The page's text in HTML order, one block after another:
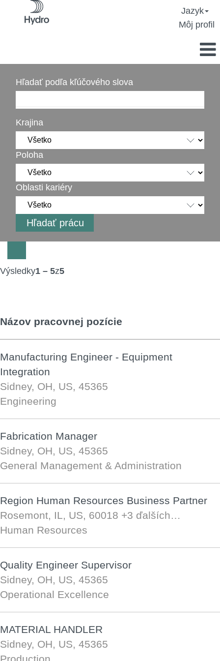
Jazyk
Môj profil
Hľadať podľa kľúčového slova
Krajina
Poloha
Oblasti kariéry
Výsledky1 – 5z5
Názov pracovnej pozície
Manufacturing Engineer - Equipment
Integration
Sidney, OH, US, 45365
Engineering
Fabrication Manager
Sidney, OH, US, 45365
General Management & Administration
Region Human Resources Business Partner
Rosemont, IL, US, 60018 +3 ďalších…
Human Resources
Quality Engineer Supervisor
Sidney, OH, US, 45365
Operational Excellence
MATERIAL HANDLER
Sidney, OH, US, 45365